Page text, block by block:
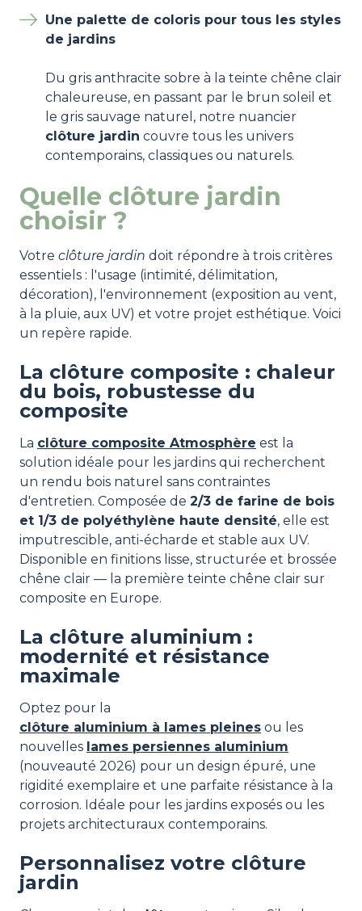
Une palette de coloris pour tous les styles
de jardins
Du gris anthracite sobre à la teinte chêne clair
chaleureuse, en passant par le brun soleil et
le gris sauvage naturel, notre nuancier
clôture jardin couvre tous les univers
contemporains, classiques ou naturels.
Quelle clôture jardin
choisir ?
Votre clôture jardin doit répondre à trois critères
essentiels : l'usage (intimité, délimitation,
décoration), l'environnement (exposition au vent,
à la pluie, aux UV) et votre projet esthétique. Voici
un repère rapide.
La clôture composite : chaleur
du bois, robustesse du
composite
La clôture composite Atmosphère est la
solution idéale pour les jardins qui recherchent
un rendu bois naturel sans contraintes
d'entretien. Composée de 2/3 de farine de bois
et 1/3 de polyéthylène haute densité, elle est
imputrescible, anti-écharde et stable aux UV.
Disponible en finitions lisse, structurée et brossée
chêne clair — la première teinte chêne clair sur
composite en Europe.
La clôture aluminium :
modernité et résistance
maximale
Optez pour la
clôture aluminium à lames pleines ou les
nouvelles lames persiennes aluminium
(nouveauté 2026) pour un design épuré, une
rigidité exemplaire et une parfaite résistance à la
corrosion. Idéale pour les jardins exposés ou les
projets architecturaux contemporains.
Personnalisez votre clôture
jardin